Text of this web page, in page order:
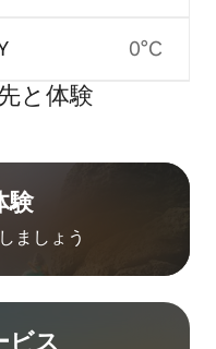
0°C
と体⁠験
験
ましょう
ビ⁠ス